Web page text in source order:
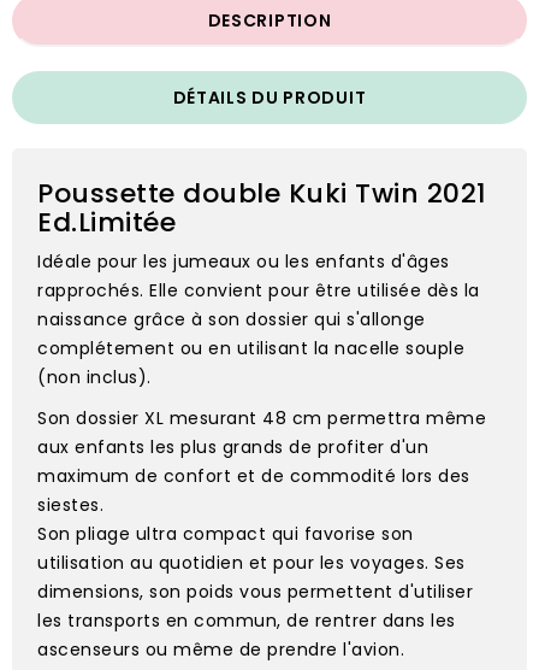
DESCRIPTION
DÉTAILS DU PRODUIT
Poussette double Kuki Twin 2021
Ed.Limitée
Idéale pour les jumeaux ou les enfants d'âges
rapprochés. Elle convient pour être utilisée dès la
naissance grâce à son dossier qui s'allonge
complétement ou en utilisant la nacelle souple
(non inclus).
Son dossier XL mesurant 48 cm permettra même
aux enfants les plus grands de profiter d'un
maximum de confort et de commodité lors des
siestes.
Son pliage ultra compact qui favorise son
utilisation au quotidien et pour les voyages. Ses
dimensions, son poids vous permettent d'utiliser
les transports en commun, de rentrer dans les
ascenseurs ou même de prendre l'avion.